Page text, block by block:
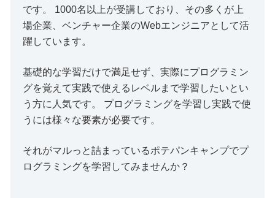
です。 1000名以上が受講しており、その多くが上
場企業、ベンチャー企業のWebエンジニアとして活
躍しています。
基礎的な学習だけで満足せず、実際にプログラミン
グを覚えて実践で使えるレベルまで学習したいとい
う方に人気です。 プログラミングを学習し実践で使
うには様々な要素が必要です。
それがマルっと詰まっているポテパンキャンプでプ
ログラミングを学習してみませんか？